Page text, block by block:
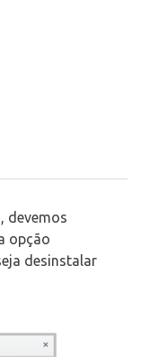
devemos
opção
desinstalar